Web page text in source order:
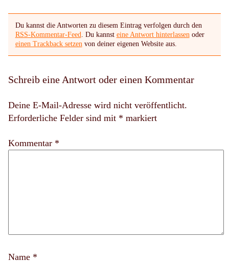
Du kannst die Antworten zu diesem Eintrag verfolgen durch den
RSS-Kommentar-Feed . Du kannst eine Antwort hinterlassen oder
einen Trackback setzen von deiner eigenen Website aus.
Schreib eine Antwort oder einen Kommentar
Deine E-Mail-Adresse wird nicht veröffentlicht.
Erforderliche Felder sind mit * markiert
Kommentar *
Name *